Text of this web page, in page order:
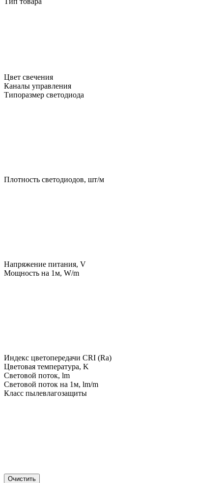
Цвет свечения
Каналы управления
Типоразмер светодиода
Плотность светодиодов, шт/м
Напряжение питания, V
Мощность на 1м, W/m
Индекс цветопередачи CRI (Ra)
Цветовая температура, K
Световой поток, lm
Световой поток на 1м, lm/m
Класс пылевлагозащиты
Очистить